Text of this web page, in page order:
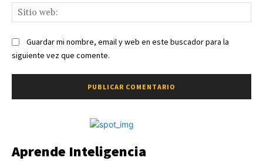
Guardar mi nombre, email y web en este buscador para la
siguiente vez que comente.
Aprende Inteligencia